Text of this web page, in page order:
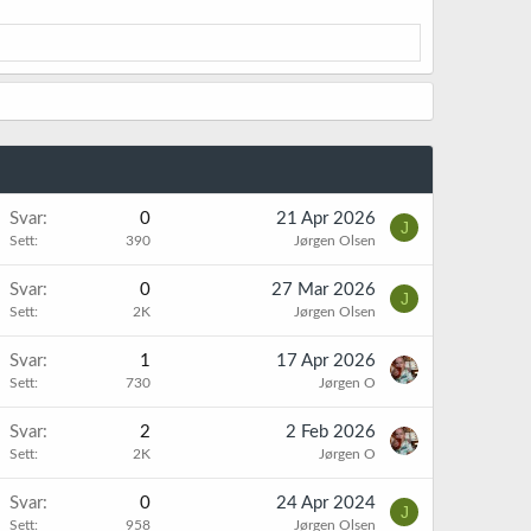
Svar 0
Sett 390
21 Apr 2026
Jørgen Olsen
J
Svar 0
Sett 2K
27 Mar 2026
Jørgen Olsen
J
Svar 1
Sett 730
17 Apr 2026
Jørgen O
Svar 2
Sett 2K
2 Feb 2026
Jørgen O
Svar 0
Sett 958
24 Apr 2024
Jørgen Olsen
J